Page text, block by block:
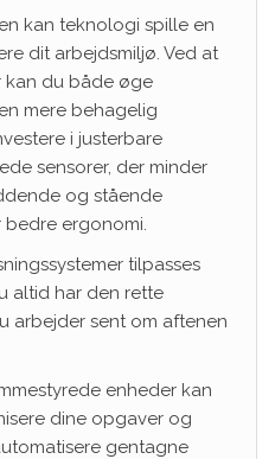
kan teknologi spille en
dit arbejdsmiljø. Ved at
kan du både øge
mere behagelig
i justerbare
sensorer, der minder
og stående
bedre ergonomi.
tilpasses
altid har den rette
arbejder sent om aftenen
enheder kan
dine opgaver og
gentagne